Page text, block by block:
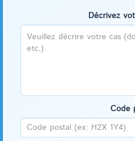
Décrivez
Code